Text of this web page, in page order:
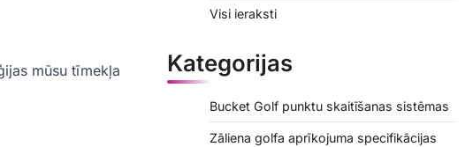
mūsu tīmekļa
Visi ieraksti
Kategorijas
Bucket Golf punktu skaitīšanas sistēmas
Zāliena golfa aprīkojuma specifikācijas